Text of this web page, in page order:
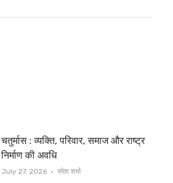
चतुर्मास : व्यक्ति, परिवार, समाज और राष्ट्र
निर्माण की अवधि
July 27, 2026 Author
रमेश शर्मा